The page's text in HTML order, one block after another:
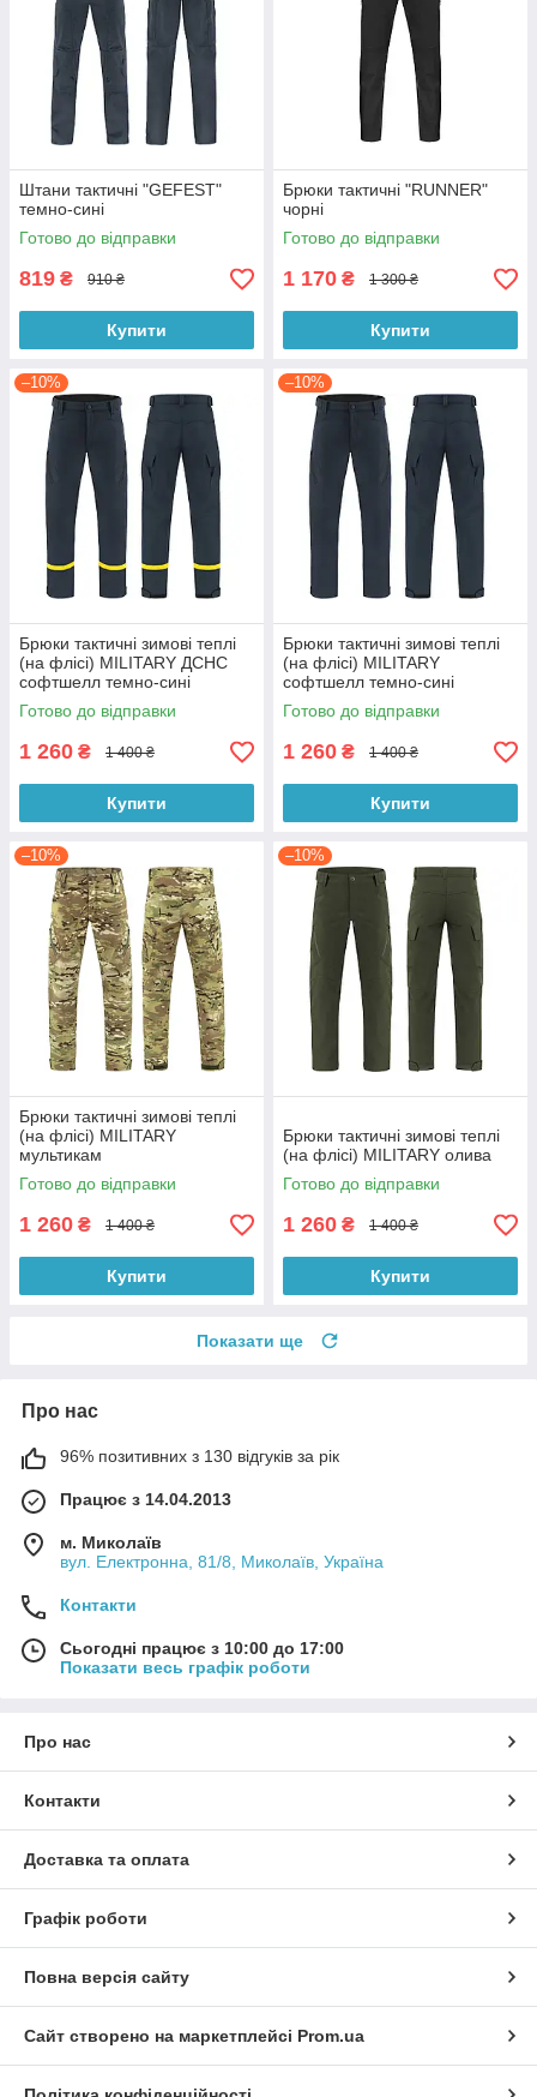
Штани тактичні "GEFEST"
темно-сині
Готово до відправки
819 ₴ 910 ₴
Купити
Брюки тактичні "RUNNER"
чорні
Готово до відправки
1 170 ₴ 1 300 ₴
Купити
–10%
Брюки тактичні зимові теплі
(на флісі) MILITARY ДСНС
софтшелл темно-сині
Готово до відправки
1 260 ₴ 1 400 ₴
Купити
–10%
Брюки тактичні зимові теплі
(на флісі) MILITARY
софтшелл темно-сині
Готово до відправки
1 260 ₴ 1 400 ₴
Купити
–10%
Брюки тактичні зимові теплі
(на флісі) MILITARY
мультикам
Готово до відправки
1 260 ₴ 1 400 ₴
Купити
–10%
Брюки тактичні зимові теплі
(на флісі) MILITARY олива
Готово до відправки
1 260 ₴ 1 400 ₴
Купити
Показати ще
Про нас
96% позитивних з 130 відгуків за рік
Працює з 14.04.2013
м. Миколаїв
вул. Електронна, 81/8, Миколаїв, Україна
Контакти
Сьогодні працює з 10:00 до 17:00
Показати весь графік роботи
Про нас
Контакти
Доставка та оплата
Графік роботи
Повна версія сайту
Сайт створено на маркетплейсі Prom.ua